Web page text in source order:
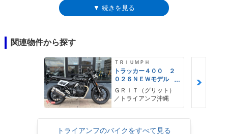
プリントSTゆずり。
▼ 続きを見る
関連物件から探す
ＴＲＩＵＭＰＨ
トラッカー４００ ２
０２６ＮＥＷモデル
フラットトラック ト
ルクアシストクラッ
チ トラクションコン
ＧＲＩＴ（グリット）
／トライアンフ沖縄
トライアンフのバイクをすべて見る